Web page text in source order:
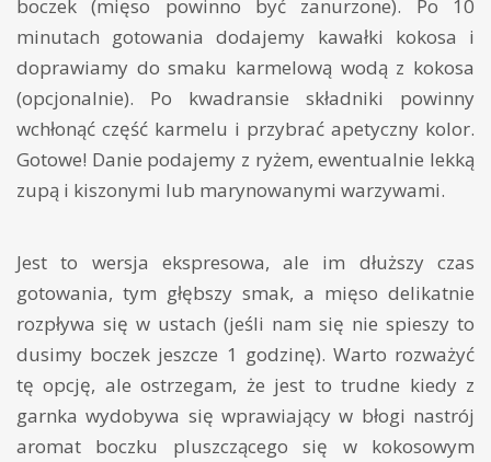
boczek (mięso powinno być zanurzone). Po 10
minutach gotowania dodajemy kawałki kokosa i
doprawiamy do smaku karmelową wodą z kokosa
(opcjonalnie). Po kwadransie składniki powinny
wchłonąć część karmelu i przybrać apetyczny kolor.
Gotowe! Danie podajemy z ryżem, ewentualnie lekką
zupą i kiszonymi lub marynowanymi warzywami.
Jest to wersja ekspresowa, ale im dłuższy czas
gotowania, tym głębszy smak, a mięso delikatnie
rozpływa się w ustach (jeśli nam się nie spieszy to
dusimy boczek jeszcze 1 godzinę). Warto rozważyć
tę opcję, ale ostrzegam, że jest to trudne kiedy z
garnka wydobywa się wprawiający w błogi nastrój
aromat boczku pluszczącego się w kokosowym